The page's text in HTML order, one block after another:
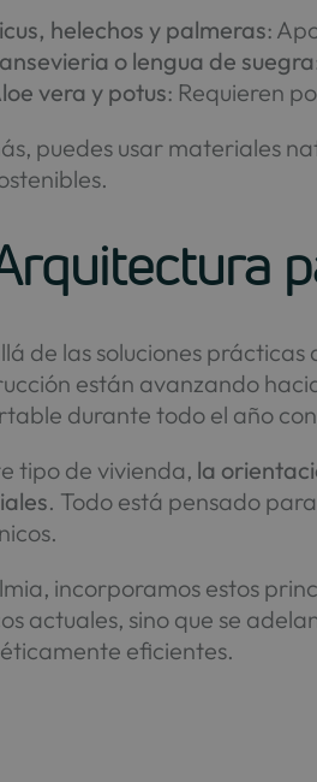
helechos y palmeras:
o lengua de suegra
vera y potus: Requieren
puedes usar materiales
de las soluciones
están avanzando
durante todo el año
tipo de vivienda, la
. Todo está pensado
incorporamos estos
actuales, sino que se
eficientes.